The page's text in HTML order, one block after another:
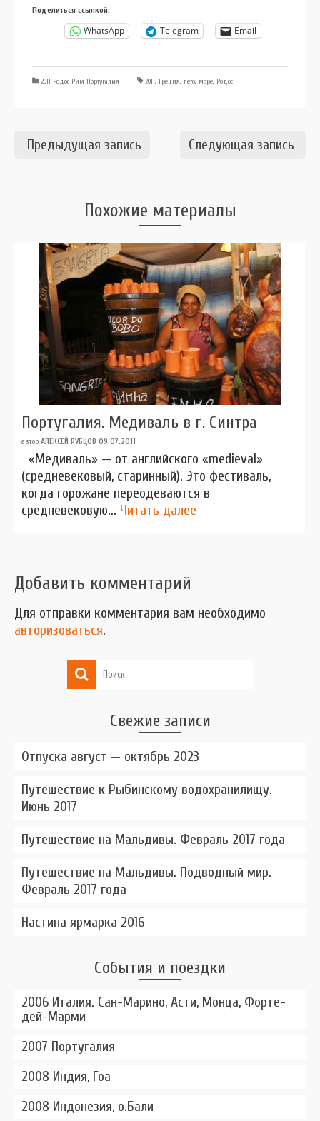
Поделиться ссылкой:
WhatsApp Telegram Email
2011 Родос Рим Португалия 2011, Греция, лето, море, Родос
Предыдущая запись Следующая запись
Похожие материалы
Португалия. Медиваль в г. Синтра
автор АЛЕКСЕЙ РУБЦОВ 09.07.2011
«Медиваль» — от английского «medieval»
(средневековый, старинный). Это фестиваль,
когда горожане переодеваются в
средневековую... Читать далее
Добавить комментарий
Для отправки комментария вам необходимо
авторизоваться.
Свежие записи
Отпуска август — октябрь 2023
Путешествие к Рыбинскому водохранилищу.
Июнь 2017
Путешествие на Мальдивы. Февраль 2017 года
Путешествие на Мальдивы. Подводный мир.
Февраль 2017 года
Настина ярмарка 2016
События и поездки
2006 Италия. Сан-Марино, Асти, Монца, Форте-
дей-Марми
2007 Португалия
2008 Индия, Гоа
2008 Индонезия, о.Бали